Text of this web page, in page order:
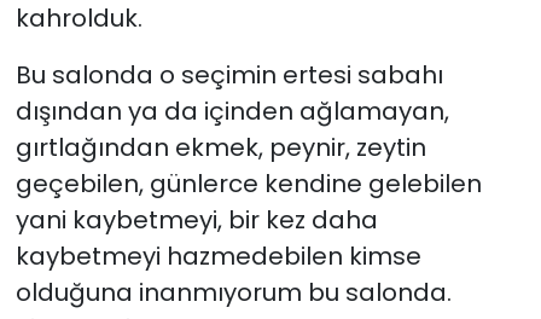
kahrolduk.
Bu salonda o seçimin ertesi sabahı
dışından ya da içinden ağlamayan,
gırtlağından ekmek, peynir, zeytin
geçebilen, günlerce kendine gelebilen
yani kaybetmeyi, bir kez daha
kaybetmeyi hazmedebilen kimse
olduğuna inanmıyorum bu salonda.